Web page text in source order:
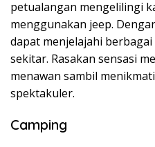
petualangan mengelilingi
menggunakan jeep.
dapat menjelajahi
sekitar. Rasakan sensasi
menawan sambil
spektakuler.
Camping